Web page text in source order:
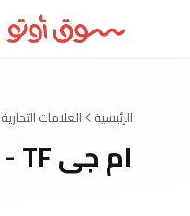
الرئيسية العلامات التجارية
ام جى TF - فيديوهات